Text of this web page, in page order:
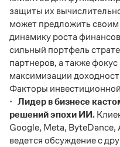
защиты их
может предложить
динамику роста
сильный портфель
партнеров, а также
максимизации
Факторы
· Лидер в бизнесе
решений эпохи ИИ.
Google, Meta,
ведется обсуждение с